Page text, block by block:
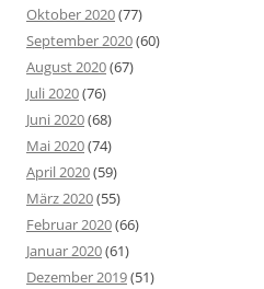
Oktober 2020(77)
September 2020(60)
August 2020(67)
Juli 2020(76)
Juni 2020(68)
Mai 2020(74)
April 2020(59)
März 2020(55)
Februar 2020(66)
Januar 2020(61)
Dezember 2019(51)